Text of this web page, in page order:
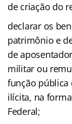
de criação do
declarar os
patrimônio e
de
militar ou
função pública
ilícita, na
Federal;